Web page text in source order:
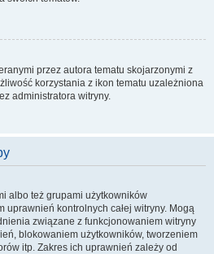
przez autora tematu skojarzonymi z
korzystania z ikon tematu uzależniona
administratora witryny.
albo też grupami użytkowników
uprawnień kontrolnych całej witryny. Mogą
związane z funkcjonowaniem witryny
blokowaniem użytkowników, tworzeniem
itp. Zakres ich uprawnień zależy od